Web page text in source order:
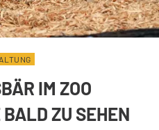
IM ZOO
ZU SEHEN